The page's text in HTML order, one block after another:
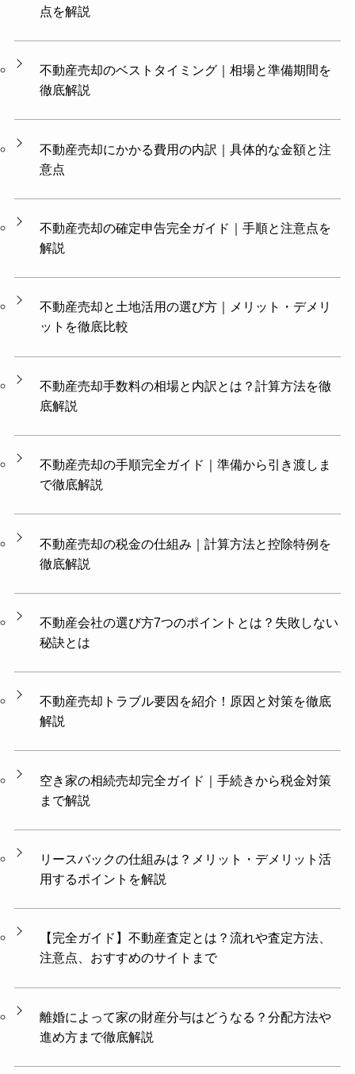
点を解説
不動産売却のベストタイミング｜相場と準備期間を
徹底解説
不動産売却にかかる費用の内訳｜具体的な金額と注
意点
不動産売却の確定申告完全ガイド｜手順と注意点を
解説
不動産売却と土地活用の選び方｜メリット・デメリ
ットを徹底比較
不動産売却手数料の相場と内訳とは？計算方法を徹
底解説
不動産売却の手順完全ガイド｜準備から引き渡しま
で徹底解説
不動産売却の税金の仕組み｜計算方法と控除特例を
徹底解説
不動産会社の選び方7つのポイントとは？失敗しない
秘訣とは
不動産売却トラブル要因を紹介！原因と対策を徹底
解説
空き家の相続売却完全ガイド｜手続きから税金対策
まで解説
リースバックの仕組みは？メリット・デメリット活
用するポイントを解説
【完全ガイド】不動産査定とは？流れや査定方法、
注意点、おすすめのサイトまで
離婚によって家の財産分与はどうなる？分配方法や
進め方まで徹底解説